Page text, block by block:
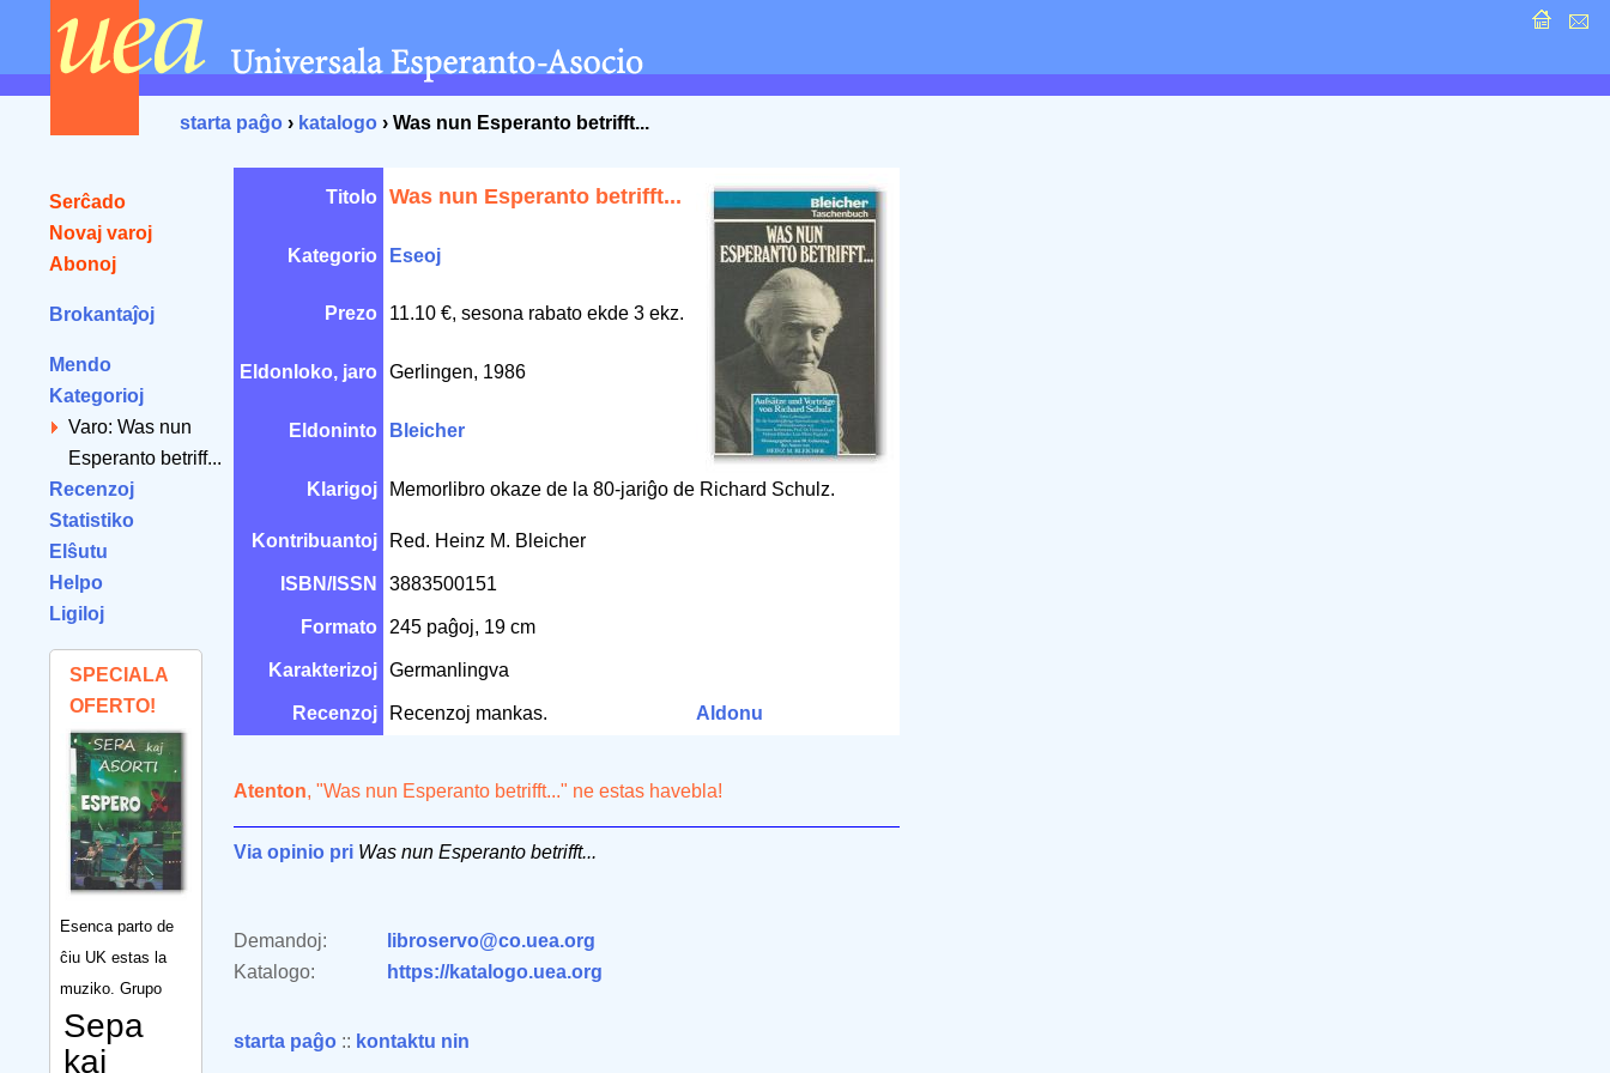
starta paĝo › katalogo › Was nun Esperanto betrifft...
Serĉado
Novaj varoj
Abonoj
Brokantaĵoj
Mendo
Kategorioj
Varo: Was nun
Esperanto betriff...
Recenzoj
Statistiko
Elŝutu
Helpo
Ligiloj
SPECIALA
OFERTO!
Esenca parto de
ĉiu UK estas la
muziko. Grupo
Sepa
kaj
Titolo Was nun Esperanto betrifft...
Kategorio Eseoj
Prezo 11.10 €, sesona rabato ekde 3 ekz.
Eldonloko, jaro Gerlingen, 1986
Eldoninto Bleicher
Klarigoj Memorlibro okaze de la 80-jariĝo de Richard Schulz.
Kontribuantoj Red. Heinz M. Bleicher
ISBN/ISSN 3883500151
Formato 245 paĝoj, 19 cm
Karakterizoj Germanlingva
Recenzoj Recenzoj mankas. Aldonu
Atenton, "Was nun Esperanto betrifft..." ne estas havebla!
Via opinio pri Was nun Esperanto betrifft...
Demandoj:
libroservo@co.uea.org
Katalogo:
https://katalogo.uea.org
starta paĝo :: kontaktu nin